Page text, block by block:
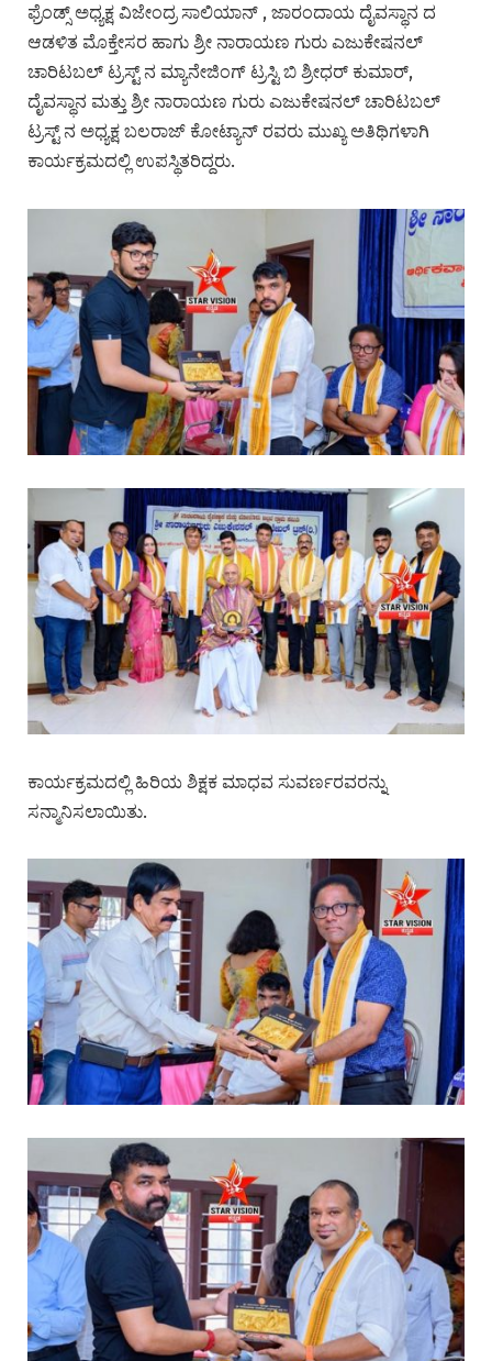
ಫ್ರೆಂಡ್ಸ್ ಅಧ್ಯಕ್ಷ ವಿಜೇಂದ್ರ ಸಾಲಿಯಾನ್ , ಜಾರಂದಾಯ ದೈವಸ್ಥಾನ ದ
ಆಡಳಿತ ಮೊಕ್ತೇಸರ ಹಾಗು ಶ್ರೀ ನಾರಾಯಣ ಗುರು ಎಜುಕೇಷನಲ್
ಚಾರಿಟಬಲ್ ಟ್ರಸ್ಟ್ ನ ಮ್ಯಾನೇಜಿಂಗ್ ಟ್ರಸ್ಟಿ ಬಿ ಶ್ರೀಧರ್ ಕುಮಾರ್,
ದೈವಸ್ಥಾನ ಮತ್ತು ಶ್ರೀ ನಾರಾಯಣ ಗುರು ಎಜುಕೇಷನಲ್ ಚಾರಿಟಬಲ್
ಟ್ರಸ್ಟ್ ನ ಅಧ್ಯಕ್ಷ ಬಲರಾಜ್ ಕೋಟ್ಯಾನ್ ರವರು ಮುಖ್ಯ ಅತಿಥಿಗಳಾಗಿ
ಕಾರ್ಯಕ್ರಮದಲ್ಲಿ ಉಪಸ್ಥಿತರಿದ್ದರು.
ಕಾರ್ಯಕ್ರಮದಲ್ಲಿ ಹಿರಿಯ ಶಿಕ್ಷಕ ಮಾಧವ ಸುವರ್ಣರವರನ್ನು
ಸನ್ಮಾನಿಸಲಾಯಿತು.